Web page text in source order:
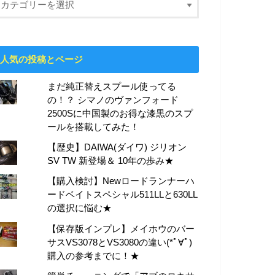
人気の投稿とページ
まだ純正替えスプール使ってる
の！？ シマノのヴァンフォード
2500Sに中国製のお得な漆黒のスプ
ールを搭載してみた！
【歴史】DAIWA(ダイワ) ジリオン
SV TW 新登場＆ 10年の歩み★
【購入検討】Newロードランナーハ
ードベイトスペシャル511LLと630LL
の選択に悩む★
【保存版インプレ】メイホウのバー
サスVS3078とVS3080の違い(*ﾟ∀ﾟ)
購入の参考までに！★